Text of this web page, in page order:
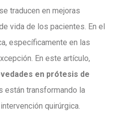
traducen en mejoras
vida de los pacientes. En el
específicamente en las
En este artículo,
en prótesis de
están transformando la
quirúrgica.